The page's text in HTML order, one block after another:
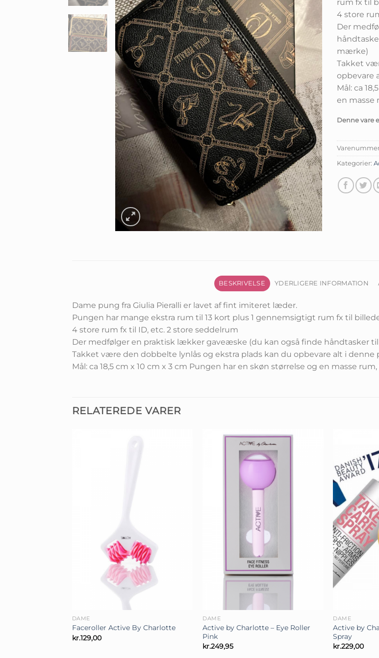
rum fx til
4 store
Der
mærke)
Takket
opbevare
Mål: ca
en masse
Denne vare
Varenummer
Kategorier:
BESKRIVELSE YDERLIGERE INFORMATION
Dame pung fra Giulia Pieralli er lavet af fint imiteret læder.
Pungen har mange ekstra rum til 13 kort plus 1 gennemsigtigt rum fx til
4 store rum fx til ID, etc. 2 store seddelrum
Der medfølger en praktisk lækker gaveæske (du kan også finde håndtasker
Takket være den dobbelte lynlås og ekstra plads kan du opbevare alt i denne
Mål: ca 18,5 cm x 10 cm x 3 cm Pungen har en skøn størrelse og en masse rum,
RELATEREDE VARER
DAME
Faceroller Active By Charlotte
kr.129,00
DAME
Active by Charlotte – Eye Roller
Pink
kr.249,95
DAME
Active by
Spray
kr.229,00